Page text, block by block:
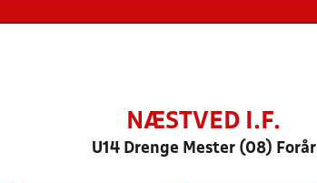
NÆSTVED I.F.
U14 Drenge Mester (08) Forår